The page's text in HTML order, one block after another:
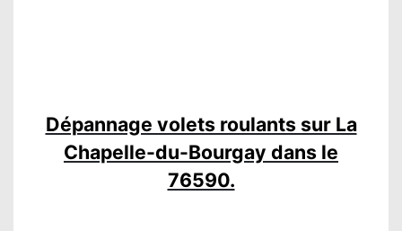
Dépannage volets roulants sur La
Chapelle-du-Bourgay dans le
76590.